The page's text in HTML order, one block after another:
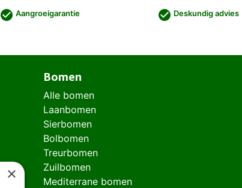
check_circle Aangroeigarantie check_circle Deskundig advies
Bomen
Alle bomen
Laanbomen
Sierbomen
Bolbomen
Treurbomen
Zuilbomen
Mediterrane bomen
×